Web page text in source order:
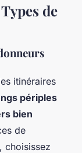
de
itinéraires
périples
bien
de
choisissez